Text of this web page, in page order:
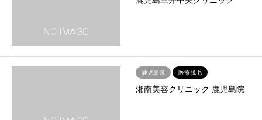
鹿児島県 医療脱毛
湘南美容クリニック 鹿児島院